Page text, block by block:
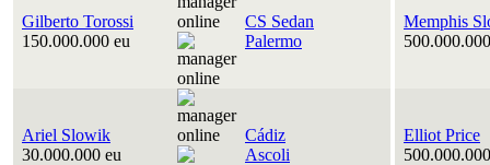
Gilberto Torossi
150.000.000 eu
CS Sedan
Palermo
Memphis
Ariel Slowik
30.000.000 eu
Cádiz
Ascoli
Elliot Price